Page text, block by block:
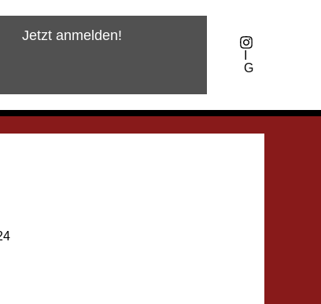
Jetzt anmelden!
G